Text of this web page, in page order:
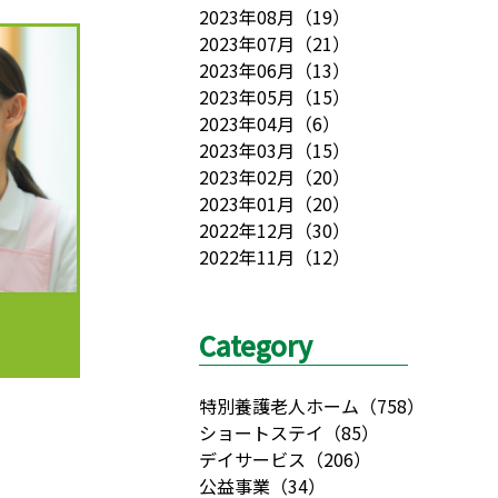
2023年08月 （19）
2023年07月 （21）
2023年06月 （13）
2023年05月 （15）
2023年04月 （6）
2023年03月 （15）
2023年02月 （20）
2023年01月 （20）
2022年12月 （30）
2022年11月 （12）
Category
特別養護老人ホーム （758）
ショートステイ （85）
デイサービス （206）
公益事業 （34）